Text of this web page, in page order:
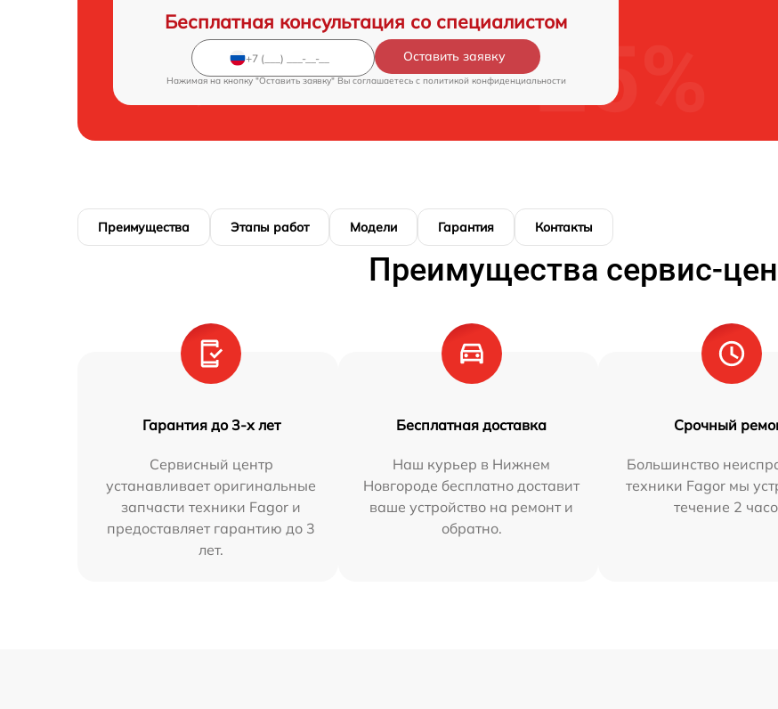
Бесплатная консультация со специалистом
Оставить заявку
Нажимая на кнопку "Оставить заявку" Вы соглашаетесь c политикой конфиденциальности
Преимущества Этапы работ Модели Гарантия Контакты
Преимущества сервис-
Гарантия до 3-х лет
Сервисный центр
устанавливает оригинальные
запчасти техники Fagor и
предоставляет гарантию до 3
лет.
Бесплатная доставка
Наш курьер в Нижнем
Новгороде бесплатно доставит
ваше устройство на ремонт и
обратно.
Срочный
Большинство
техники Fagor мы
течение 2